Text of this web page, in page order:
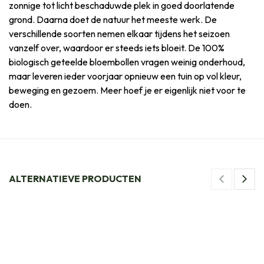
zonnige tot licht beschaduwde plek in goed doorlatende
grond. Daarna doet de natuur het meeste werk. De
verschillende soorten nemen elkaar tijdens het seizoen
vanzelf over, waardoor er steeds iets bloeit. De 100%
biologisch geteelde bloembollen vragen weinig onderhoud,
maar leveren ieder voorjaar opnieuw een tuin op vol kleur,
beweging en gezoem. Meer hoef je er eigenlijk niet voor te
doen.
ALTERNATIEVE PRODUCTEN